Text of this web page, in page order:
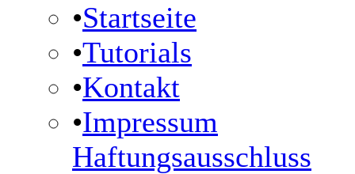
•Startseite
•Tutorials
•Kontakt
•Impressum
Haftungsausschluss